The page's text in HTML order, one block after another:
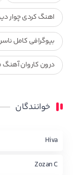
اهنگ کردی چوار
بیوگرافی کامل ناسر
درون کاروان
محمد جزا
چاو من
خوانندگان
Hiva
Zozan C